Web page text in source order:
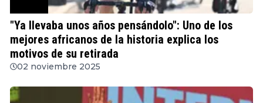
"Ya llevaba unos años pensándolo": Uno de los
mejores africanos de la historia explica los
motivos de su retirada
02 noviembre 2025